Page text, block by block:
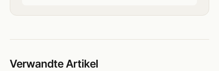
Verwandte Artikel